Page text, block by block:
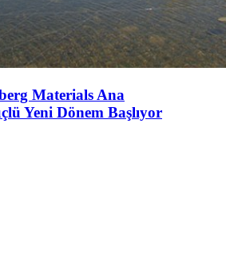
Materials Ana
Yeni Dönem Başlıyor